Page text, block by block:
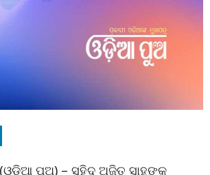
ପୁଅ) – ସହିଦ ଅଜିତ ସାହୁଙ୍କ